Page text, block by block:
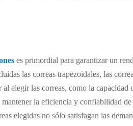
es primordial para garantizar un
las correas trapezoidales, las
elegir las correas, como la
la eficiencia y confiabilidad
elegidas no sólo satisfagan las